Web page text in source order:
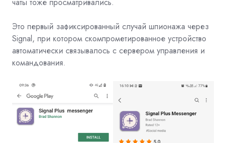
Это первый зафиксированный случай шпионажа через
Signal, при котором скомпрометированное устройство
автоматически связывалось с сервером управления и
командования.